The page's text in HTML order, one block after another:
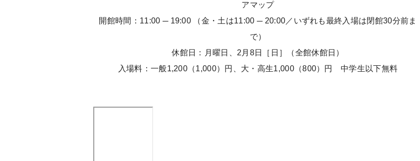
アマップ
開館時間：11:00 ─ 19:00 （金・土は11:00 ─ 20:00／いずれも最終入場は閉館30分前ま
で）
休館日：月曜日、2月8日［日］（全館休館日）
入場料：一般1,200（1,000）円、大・高生1,000（800）円 中学生以下無料